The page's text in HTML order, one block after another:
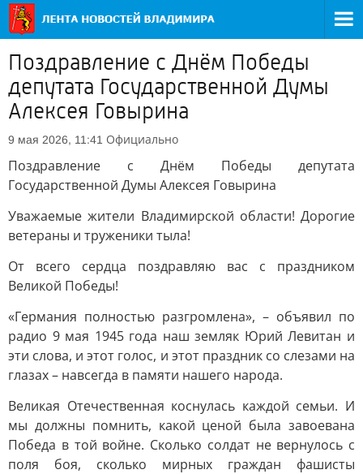
Поздравление с Днём Победы
депутата Государственной Думы
Алексея Говырина
9 мая 2026, 11:41 Официально
Поздравление с Днём Победы депутата
Государственной Думы Алексея Говырина
Уважаемые жители Владимирской области! Дорогие
ветераны и труженики тыла!
От всего сердца поздравляю вас с праздником
Великой Победы!
«Германия полностью разгромлена», – объявил по
радио 9 мая 1945 года наш земляк Юрий Левитан и
эти слова, и этот голос, и этот праздник со слезами на
глазах – навсегда в памяти нашего народа.
Великая Отечественная коснулась каждой семьи. И
мы должны помнить, какой ценой была завоевана
Победа в той войне. Сколько солдат не вернулось с
поля боя, сколько мирных граждан фашисты